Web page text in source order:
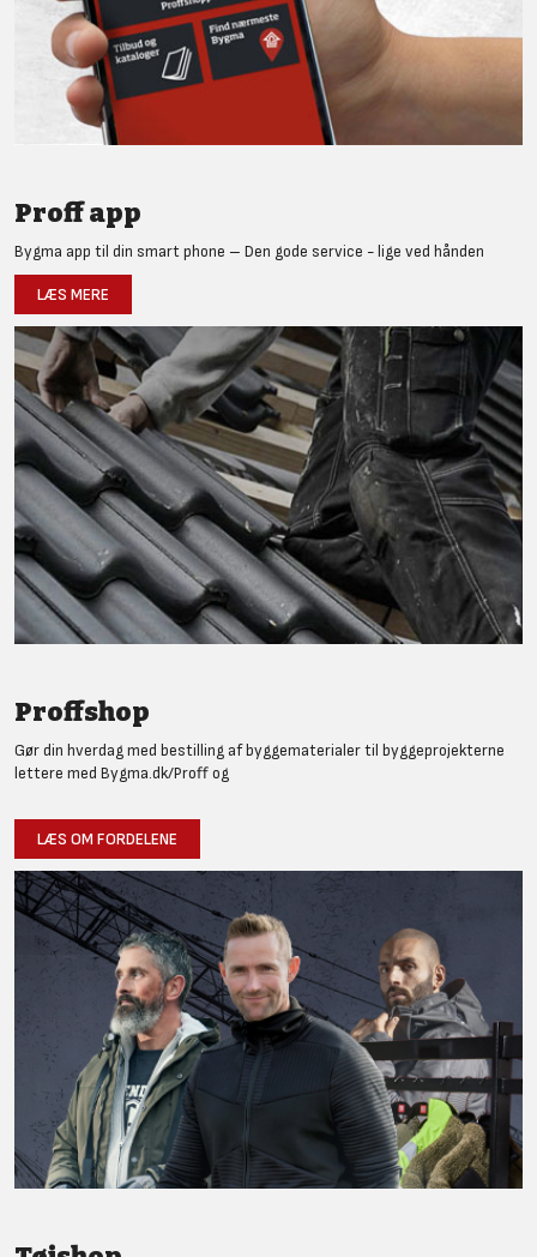
Proff app
Bygma app til din smart phone – Den gode service - lige ved hånden
LÆS MERE
Proffshop
Gør din hverdag med bestilling af byggematerialer til byggeprojekterne
lettere med Bygma.dk/Proff og
LÆS OM FORDELENE